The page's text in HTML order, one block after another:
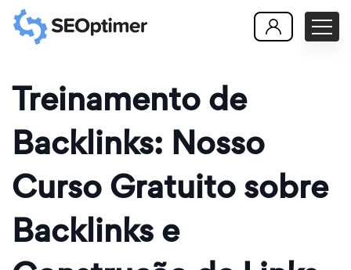
Treinamento de
Backlinks: Nosso
Curso Gratuito sobre
Backlinks e